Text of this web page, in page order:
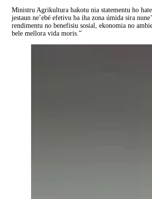
Ministru Agrikultura hakotu nia statementu ho
jestaun ne’ebé efetivu ba iha zona úmida sira
rendimentu no benefisiu sosial, ekonomia no
bele mellora vida moris.”